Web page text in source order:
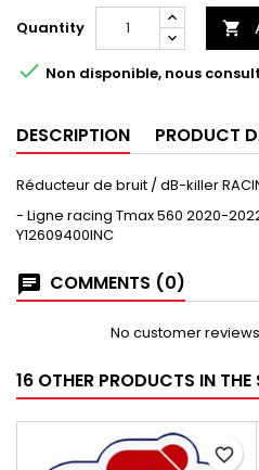
Quantity

 Non disponible, nous
DESCRIPTION PRODUCT
Réducteur de bruit / dB-killer
- Ligne racing Tmax 560 2020-
Y12609400INC
COMMENTS (0)
No customer
16 OTHER PRODUCTS IN
favorite_border